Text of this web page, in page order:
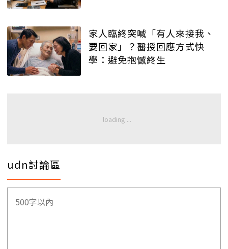
家人臨終突喊「有人來接我、
要回家」？醫授回應方式快
學：避免抱憾終生
udn討論區